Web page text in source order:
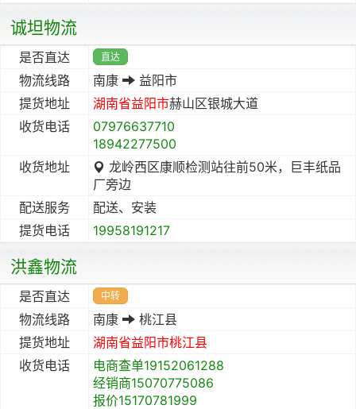
诚坦物流
是否直达 直达
物流线路 南康
益阳市
提货地址
湖南省益阳市赫山区银城大道
收货电话
07976637710
18942277500
收货地址
龙岭西区康顺检测站往前50米，巨丰纸品
厂旁边
配送服务
配送、安装
提货电话
19958191217
洪鑫物流
是否直达 中转
物流线路 南康
桃江县
提货地址
湖南省益阳市桃江县
收货电话
电商查单19152061288
经销商15070775086
报价15170781999